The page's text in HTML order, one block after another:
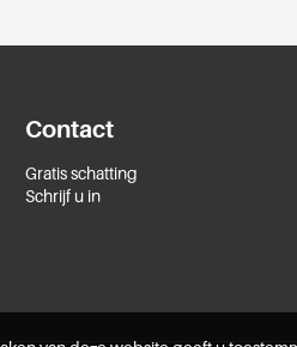
Contact
Gratis schatting
Schrijf u in